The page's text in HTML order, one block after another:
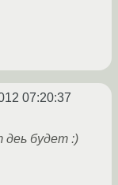
07:20:37
деь будет :)